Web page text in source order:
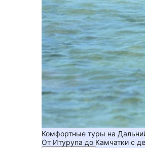
Комфортные туры на
От Итурупа до Камчатки с